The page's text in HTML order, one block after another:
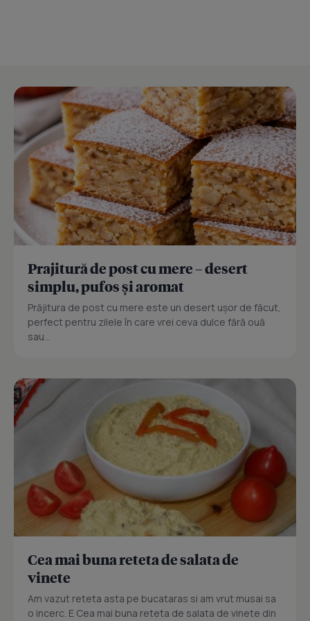
Prajitură de post cu mere – desert
simplu, pufos și aromat
Prăjitura de post cu mere este un desert ușor de făcut,
perfect pentru zilele în care vrei ceva dulce fără ouă
sau...
Cea mai buna reteta de salata de
vinete
Am vazut reteta asta pe bucataras si am vrut musai sa
o incerc. E Cea mai buna reteta de salata de vinete din